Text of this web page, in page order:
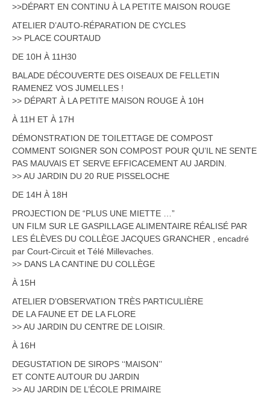
>>DÉPART EN CONTINU À LA PETITE MAISON ROUGE
ATELIER D’AUTO-RÉPARATION DE CYCLES
>> PLACE COURTAUD
DE 10H À 11H30
BALADE DÉCOUVERTE DES OISEAUX DE FELLETIN
RAMENEZ VOS JUMELLES !
>> DÉPART À LA PETITE MAISON ROUGE À 10H
À 11H ET À 17H
DÉMONSTRATION DE TOILETTAGE DE COMPOST
COMMENT SOIGNER SON COMPOST POUR QU’IL NE SENTE
PAS MAUVAIS ET SERVE EFFICACEMENT AU JARDIN.
>> AU JARDIN DU 20 RUE PISSELOCHE
DE 14H À 18H
PROJECTION DE “PLUS UNE MIETTE …”
UN FILM SUR LE GASPILLAGE ALIMENTAIRE RÉALISÉ PAR
LES ÉLÈVES DU COLLÈGE JACQUES GRANCHER , encadré
par Court-Circuit et Télé Millevaches.
>> DANS LA CANTINE DU COLLÈGE
À 15H
ATELIER D’OBSERVATION TRÈS PARTICULIÈRE
DE LA FAUNE ET DE LA FLORE
>> AU JARDIN DU CENTRE DE LOISIR.
À 16H
DEGUSTATION DE SIROPS ‘‘MAISON’’
ET CONTE AUTOUR DU JARDIN
>> AU JARDIN DE L’ÉCOLE PRIMAIRE